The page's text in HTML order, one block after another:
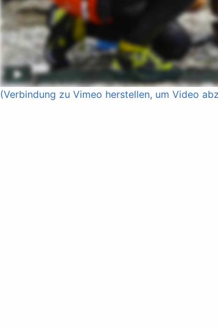
(Verbindung zu Vimeo herstellen, um Video